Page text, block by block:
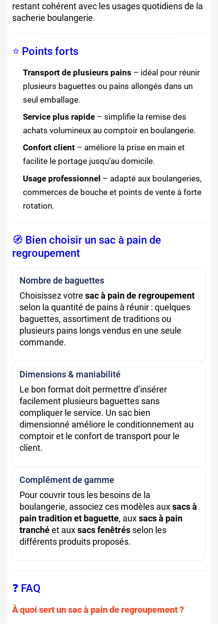
restant cohérent avec les usages quotidiens de la
sacherie boulangerie.
⭐ Points forts
Transport de plusieurs pains – idéal pour réunir
plusieurs baguettes ou pains allongés dans un
seul emballage.
Service plus rapide – simplifie la remise des
achats volumineux au comptoir en boulangerie.
Confort client – améliore la prise en main et
facilite le portage jusqu’au domicile.
Usage professionnel – adapté aux boulangeries,
commerces de bouche et points de vente à forte
rotation.
🧭 Bien choisir un sac à pain de
regroupement
Nombre de baguettes
Choisissez votre sac à pain de regroupement
selon la quantité de pains à réunir : quelques
baguettes, assortiment de traditions ou
plusieurs pains longs vendus en une seule
commande.
Dimensions & maniabilité
Le bon format doit permettre d’insérer
facilement plusieurs baguettes sans
compliquer le service. Un sac bien
dimensionné améliore le conditionnement au
comptoir et le confort de transport pour le
client.
Complément de gamme
Pour couvrir tous les besoins de la
boulangerie, associez ces modèles auxsacs à
pain tradition et baguette, auxsacs à pain
tranchéet auxsacs fenêtrés selon les
différents produits proposés.
❓ FAQ
À quoi sert un sac à pain de regroupement ?